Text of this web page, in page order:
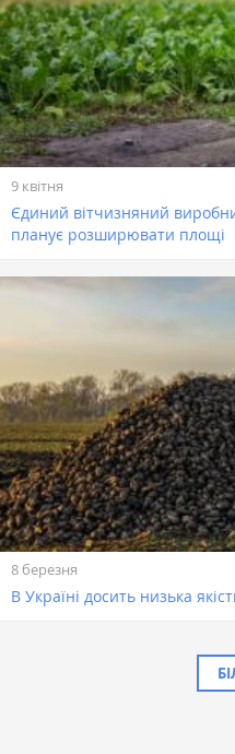
9 квітня
Єдиний вітчизняний
планує розширювати площі
8 березня
В Україні досить низька